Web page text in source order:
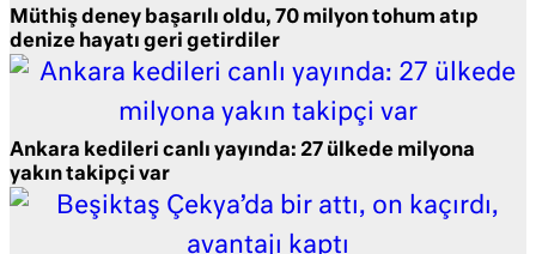
Müthiş deney başarılı oldu, 70 milyon tohum atıp
denize hayatı geri getirdiler
Ankara kedileri canlı yayında: 27 ülkede milyona
yakın takipçi var